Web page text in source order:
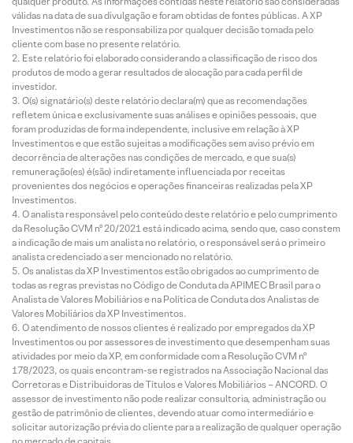
válidas na data de sua divulgação e foram obtidas de fontes públicas. A XP
Investimentos não se responsabiliza por qualquer decisão tomada pelo
cliente com base no presente relatório.
Este relatório foi elaborado considerando a classificação de risco dos
produtos de modo a gerar resultados de alocação para cada perfil de
investidor.
O(s) signatário(s) deste relatório declara(m) que as recomendações
refletem única e exclusivamente suas análises e opiniões pessoais, que
foram produzidas de forma independente, inclusive em relação à XP
Investimentos e que estão sujeitas a modificações sem aviso prévio em
decorrência de alterações nas condições de mercado, e que sua(s)
remuneração(es) é(são) indiretamente influenciada por receitas
provenientes dos negócios e operações financeiras realizadas pela XP
Investimentos.
O analista responsável pelo conteúdo deste relatório e pelo cumprimento
da Resolução CVM nº 20/2021 está indicado acima, sendo que, caso constem
a indicação de mais um analista no relatório, o responsável será o primeiro
analista credenciado a ser mencionado no relatório.
Os analistas da XP Investimentos estão obrigados ao cumprimento de
todas as regras previstas no Código de Conduta da APIMEC Brasil para o
Analista de Valores Mobiliários e na Política de Conduta dos Analistas de
Valores Mobiliários da XP Investimentos.
O atendimento de nossos clientes é realizado por empregados da XP
Investimentos ou por assessores de investimento que desempenham suas
atividades por meio da XP, em conformidade com a Resolução CVM nº
178/2023, os quais encontram-se registrados na Associação Nacional das
Corretoras e Distribuidoras de Títulos e Valores Mobiliários – ANCORD. O
assessor de investimento não pode realizar consultoria, administração ou
gestão de patrimônio de clientes, devendo atuar como intermediário e
solicitar autorização prévia do cliente para a realização de qualquer operação